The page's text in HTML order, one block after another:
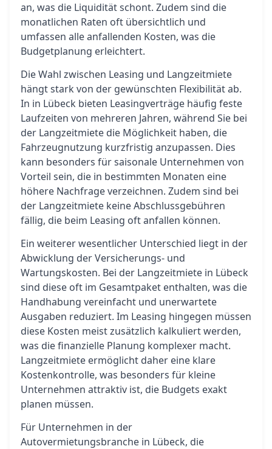
an, was die Liquidität schont. Zudem sind die
monatlichen Raten oft übersichtlich und
umfassen alle anfallenden Kosten, was die
Budgetplanung erleichtert.
Die Wahl zwischen Leasing und Langzeitmiete
hängt stark von der gewünschten Flexibilität ab.
In in Lübeck bieten Leasingverträge häufig feste
Laufzeiten von mehreren Jahren, während Sie bei
der Langzeitmiete die Möglichkeit haben, die
Fahrzeugnutzung kurzfristig anzupassen. Dies
kann besonders für saisonale Unternehmen von
Vorteil sein, die in bestimmten Monaten eine
höhere Nachfrage verzeichnen. Zudem sind bei
der Langzeitmiete keine Abschlussgebühren
fällig, die beim Leasing oft anfallen können.
Ein weiterer wesentlicher Unterschied liegt in der
Abwicklung der Versicherungs- und
Wartungskosten. Bei der Langzeitmiete in Lübeck
sind diese oft im Gesamtpaket enthalten, was die
Handhabung vereinfacht und unerwartete
Ausgaben reduziert. Im Leasing hingegen müssen
diese Kosten meist zusätzlich kalkuliert werden,
was die finanzielle Planung komplexer macht.
Langzeitmiete ermöglicht daher eine klare
Kostenkontrolle, was besonders für kleine
Unternehmen attraktiv ist, die Budgets exakt
planen müssen.
Für Unternehmen in der
Autovermietungsbranche in Lübeck, die